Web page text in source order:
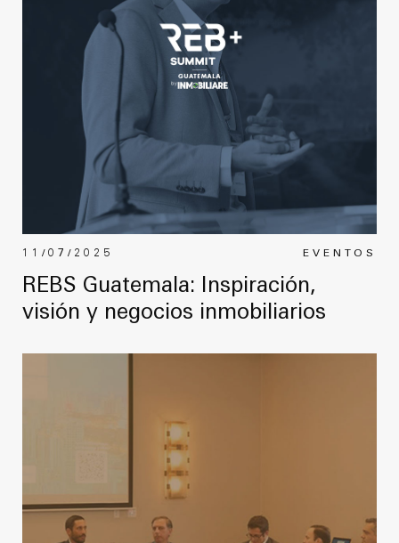
EVENTOS
11/07/2025
REBS Guatemala: Inspiración,
visión y negocios inmobiliarios